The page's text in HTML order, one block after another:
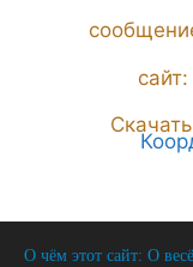
сайт:
Скачать
О чём этот сайт: О